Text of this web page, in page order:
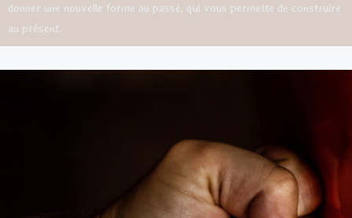
donner une nouvelle forme au passé, qui vous permette de construire
au présent.